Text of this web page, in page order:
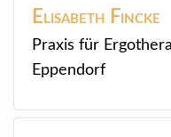
Elisabeth Fincke
Praxis für
Eppendorf